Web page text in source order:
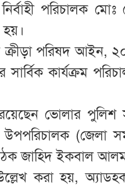
পরিচালক
পরিষদ আইন,
সার্বিক কার্যক্রম
ভোলার পুলিশ
(জেলা
জাহিদ ইকবাল
করা হয়,